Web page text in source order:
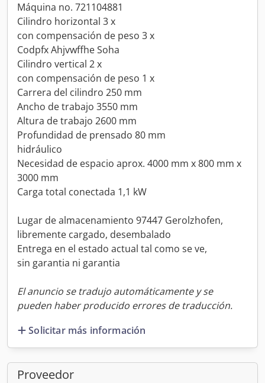
Máquina no. 721104881
Cilindro horizontal 3 x
con compensación de peso 3 x
Codpfx Ahjvwffhe Soha
Cilindro vertical 2 x
con compensación de peso 1 x
Carrera del cilindro 250 mm
Ancho de trabajo 3550 mm
Altura de trabajo 2600 mm
Profundidad de prensado 80 mm
hidráulico
Necesidad de espacio aprox. 4000 mm x 800 mm x
3000 mm
Carga total conectada 1,1 kW
Lugar de almacenamiento 97447 Gerolzhofen,
libremente cargado, desembalado
Entrega en el estado actual tal como se ve,
sin garantia ni garantia
El anuncio se tradujo automáticamente y se
pueden haber producido errores de traducción.
Solicitar más información
Proveedor